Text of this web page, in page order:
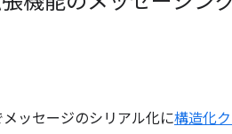
ッセージのシリアル化に構造化